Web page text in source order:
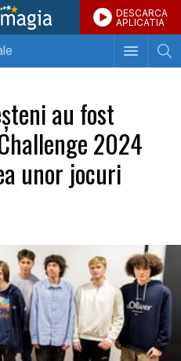
DESCARCA
APLICATIA
au fost
2024
unor jocuri